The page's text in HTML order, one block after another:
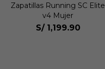
Zapatillas Running SC Elite
v4 Mujer
S/ 1,199.90